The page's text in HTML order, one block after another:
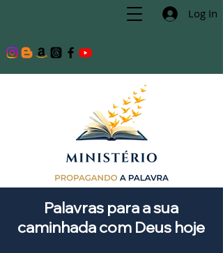
Log In
Palavras para a sua
caminhada com Deus hoje